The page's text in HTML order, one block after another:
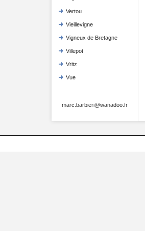
Vertou
Vieillevigne
Vigneux de Bretagne
Villepot
Vritz
Vue
marc.barbieri@wanadoo.fr